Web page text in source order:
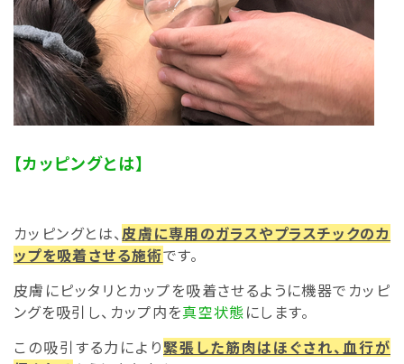
【カッピングとは】
カッピングとは、皮膚に専用のガラスやプラスチックのカ
ップを吸着させる施術です。
皮膚にピッタリとカップを吸着させるように機器でカッピ
ングを吸引し、カップ内を真空状態にします。
この吸引する力により緊張した筋肉はほぐされ、血行が